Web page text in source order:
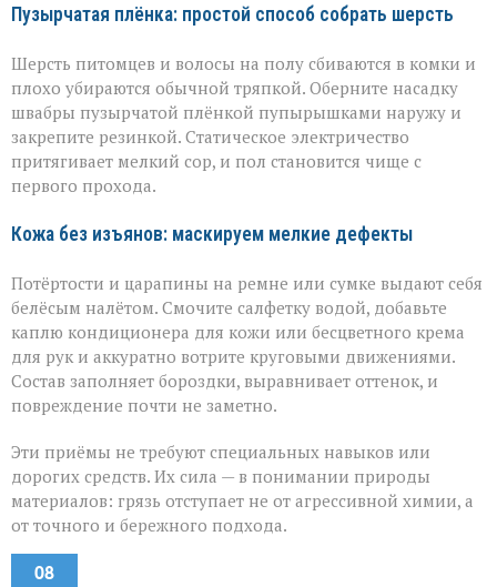
Пузырчатая плёнка: простой способ собрать шерсть
Шерсть питомцев и волосы на полу сбиваются в комки и
плохо убираются обычной тряпкой. Оберните насадку
швабры пузырчатой плёнкой пупырышками наружу и
закрепите резинкой. Статическое электричество
притягивает мелкий сор, и пол становится чище с
первого прохода.
Кожа без изъянов: маскируем мелкие дефекты
Потёртости и царапины на ремне или сумке выдают себя
белёсым налётом. Смочите салфетку водой, добавьте
каплю кондиционера для кожи или бесцветного крема
для рук и аккуратно вотрите круговыми движениями.
Состав заполняет бороздки, выравнивает оттенок, и
повреждение почти не заметно.
Эти приёмы не требуют специальных навыков или
дорогих средств. Их сила — в понимании природы
материалов: грязь отступает не от агрессивной химии, а
от точного и бережного подхода.
08